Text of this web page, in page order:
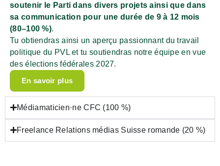
soutenir le Parti dans divers projets ainsi que dans
sa communication pour une durée de 9 à 12 mois
(80–100 %).
Tu obtiendras ainsi un aperçu passionnant du travail
politique du PVL et tu soutiendras notre équipe en vue
des élections fédérales 2027.
En savoir plus
Médiamaticien·ne CFC (100 %)
Freelance Relations médias Suisse romande (20 %)